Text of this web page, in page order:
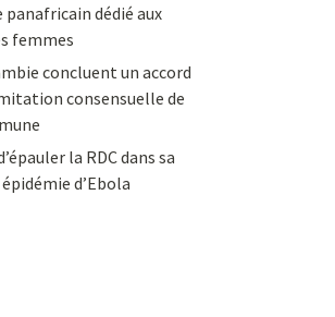
dédié aux
femmes
concluent un accord
consensuelle de
la RDC dans sa
d’Ebola